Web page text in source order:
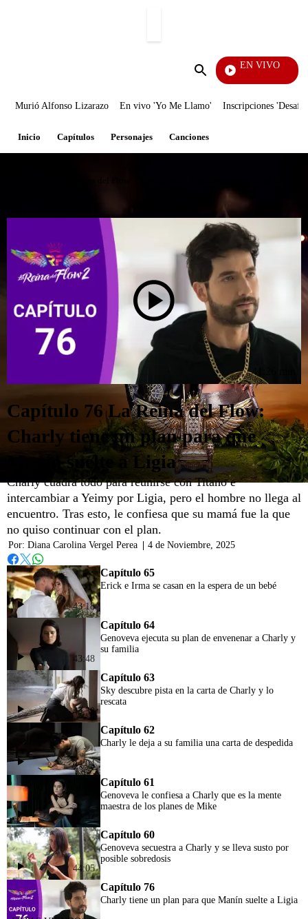
Enviar
EN VIVO
Día
Murió Alfonso Lizarazo En vivo 'Yo Me Llamo' Inscripciones
Inicio Capítulos Personajes Canciones
41:26 min
Capítulo 76 La Reina del Flow:
Charly tiene un plan para que
Manín suelte a Ligia
Charly cuadra todo para reunirse con Titano e
intercambiar a Yeimy por Ligia, pero el hombre no llega al
encuentro. Tras esto, le confiesa que su mamá fue la que
no quiso continuar con el plan.
Por: Diana Carolina Vergel Perea 4 de Noviembre, 2025
Facebook
Twitter
Whatsapp
43:18
Capítulo 65
Erick e Irma se casan en la espera de un bebé
43:48
Capítulo 64
Genoveva ejecuta su plan de envenenar a Charly y
su familia
43:39
Capítulo 63
Sky descubre pista en la carta de Charly y lo
rescata
44:04
Capítulo 62
Charly le deja a su familia una carta de despedida
Capítulo 61
Genoveva le confiesa a Charly que es la mente
maestra de los planes de Mike
44:05
Capítulo 60
Genoveva secuestra a Charly y se lleva susto por
posible sobredosis
Capítulo 76
Charly tiene un plan para que Manín suelte a Ligia